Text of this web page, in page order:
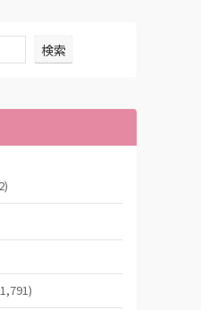
検索